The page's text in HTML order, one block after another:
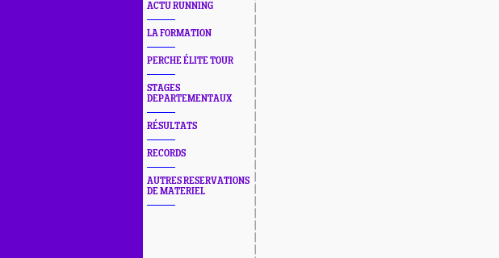
ACTU RUNNING
LA FORMATION
PERCHE ÉLITE TOUR
STAGES
DEPARTEMENTAUX
RÉSULTATS
RECORDS
AUTRES RESERVATIONS
DE MATERIEL